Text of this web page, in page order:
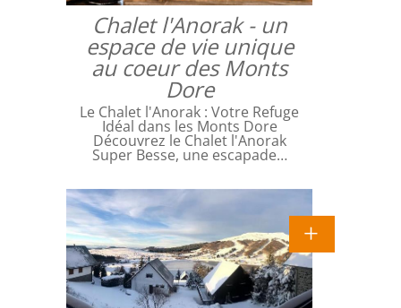
Chalet l'Anorak - un
espace de vie unique
au coeur des Monts
Dore
Le Chalet l'Anorak : Votre Refuge
Idéal dans les Monts Dore
Découvrez le Chalet l'Anorak
Super Besse, une escapade…